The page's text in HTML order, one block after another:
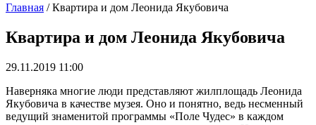
Главная / Квартира и дом Леонида Якубовича
Квартира и дом Леонида Якубовича
29.11.2019 11:00
Наверняка многие люди представляют жилплощадь Леонида
Якубовича в качестве музея. Оно и понятно, ведь несменный
ведущий знаменитой программы «Поле Чудес» в каждом